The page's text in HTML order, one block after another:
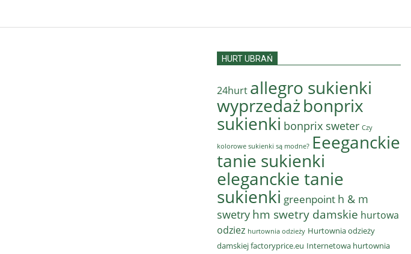
HURT UBRAŃ
24hurt allegro sukienki
wyprzedażbonprix
sukienki bonprix sweter Czy
kolorowe sukienki są modne? Eeeganckie
tanie sukienki
eleganckie tanie
sukienki greenpoint h & m
swetry hm swetry damskie hurtowa
odziez hurtownia odzieży Hurtownia odzieży
damskiej factoryprice.eu Internetowa hurtownia